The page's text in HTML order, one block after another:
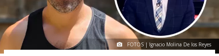
FOTOS | Ignacio Molina De los Reyes